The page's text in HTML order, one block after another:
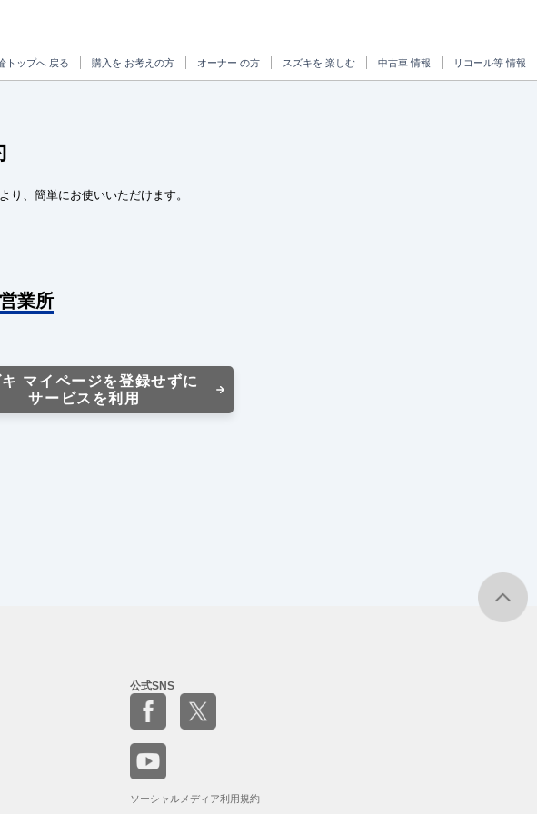
トップへ 戻る 購入を お考えの方 オーナー の方 スズキを 楽しむ 中古車情報 リコール等情報
り、簡単にお使いいただけます。
業所
キ マイページを登録せずに
サービスを利用
公式SNS
ソーシャルメディア利用規約